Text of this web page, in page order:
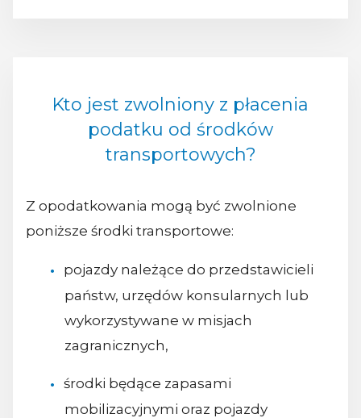
Kto jest zwolniony z płacenia
podatku od środków
transportowych?
Z opodatkowania mogą być zwolnione
poniższe środki transportowe:
pojazdy należące do przedstawicieli
państw, urzędów konsularnych lub
wykorzystywane w misjach
zagranicznych,
środki będące zapasami
mobilizacyjnymi oraz pojazdy